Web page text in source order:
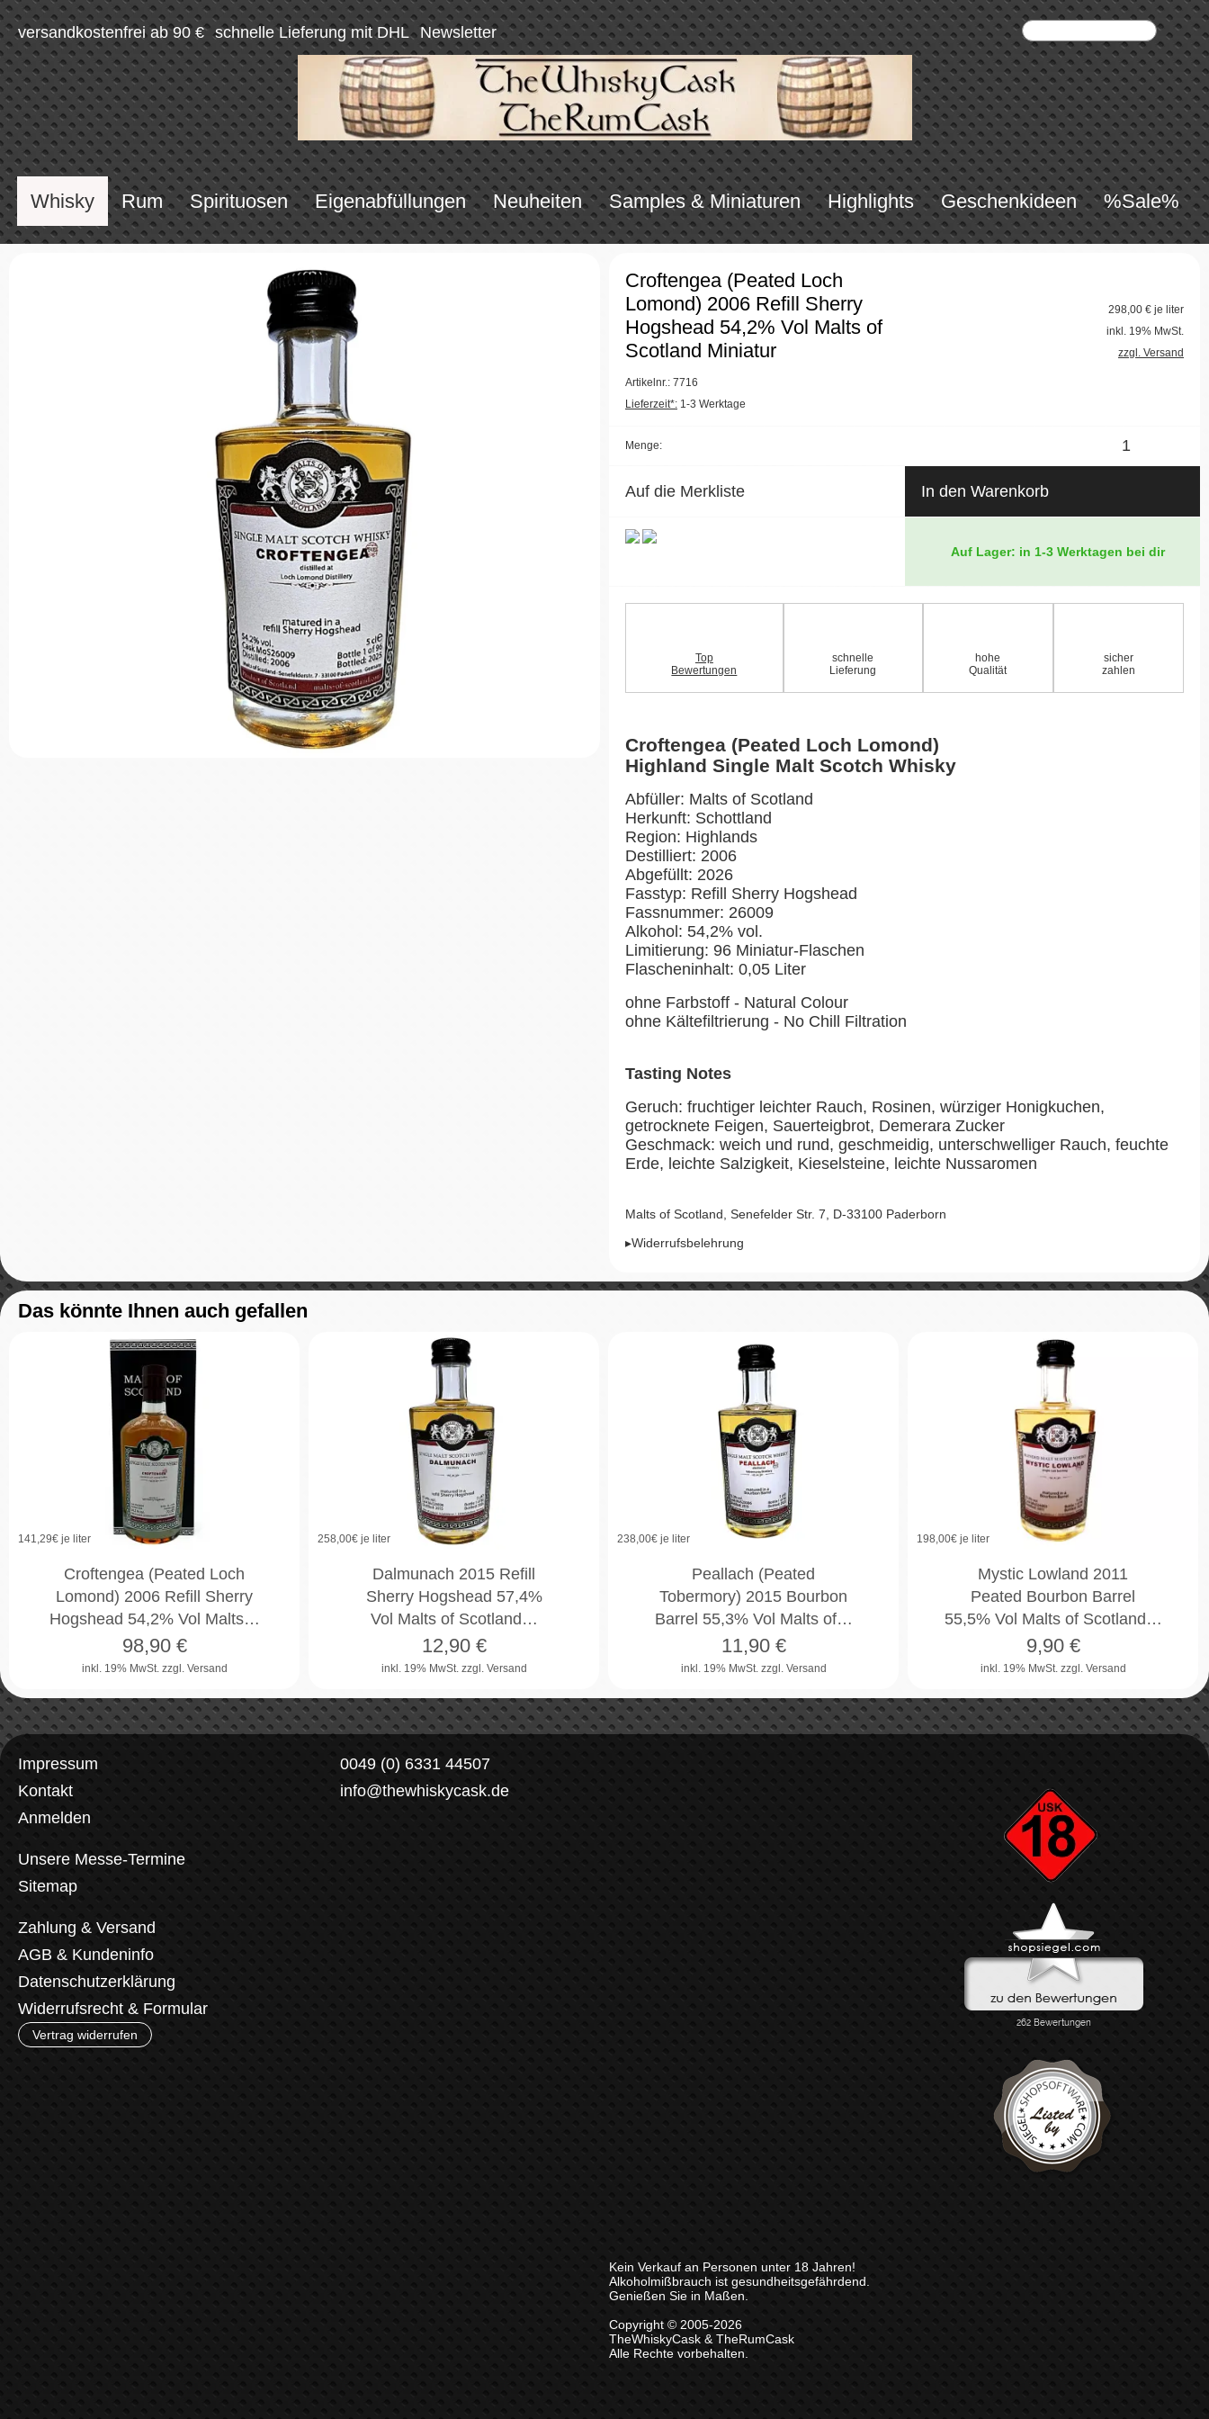
versandkostenfrei ab 90 € schnelle Lieferung mit DHL Newsletter
Whisky Rum Spirituosen Eigenabfüllungen Neuheiten Samples & Miniaturen Highlights Geschenkideen %Sale%
Croftengea (Peated Loch
Lomond) 2006 Refill Sherry
Hogshead 54,2% Vol Malts of
Scotland Miniatur
Artikelnr.: 7716
Lieferzeit*: 1-3 Werktage
298,00 € je liter
inkl. 19% MwSt.
zzgl. Versand
Menge:
Auf die Merkliste In den Warenkorb
Auf Lager: in 1-3 Werktagen bei dir
Top
Bewertungen
schnelle
Lieferung
hohe
Qualität
sicher
zahlen
Croftengea (Peated Loch Lomond)
Highland Single Malt Scotch Whisky
Abfüller: Malts of Scotland
Herkunft: Schottland
Region: Highlands
Destilliert: 2006
Abgefüllt: 2026
Fasstyp: Refill Sherry Hogshead
Fassnummer: 26009
Alkohol: 54,2% vol.
Limitierung: 96 Miniatur-Flaschen
Flascheninhalt: 0,05 Liter
ohne Farbstoff - Natural Colour
ohne Kältefiltrierung - No Chill Filtration
Tasting Notes
Geruch: fruchtiger leichter Rauch, Rosinen, würziger Honigkuchen,
getrocknete Feigen, Sauerteigbrot, Demerara Zucker
Geschmack: weich und rund, geschmeidig, unterschwelliger Rauch, feuchte
Erde, leichte Salzigkeit, Kieselsteine, leichte Nussaromen
Malts of Scotland, Senefelder Str. 7, D-33100 Paderborn
▸Widerrufsbelehrung
Das könnte Ihnen auch gefallen
141,29€ je liter
Croftengea (Peated Loch
Lomond) 2006 Refill Sherry
Hogshead 54,2% Vol Malts…
inkl. 19% MwSt. zzgl. Versand
98,90€
258,00€ je liter
Dalmunach 2015 Refill
Sherry Hogshead 57,4%
Vol Malts of Scotland…
inkl. 19% MwSt. zzgl. Versand
12,90€
238,00€ je liter
Peallach (Peated
Tobermory) 2015 Bourbon
Barrel 55,3% Vol Malts of…
inkl. 19% MwSt. zzgl. Versand
11,90€
198,00€ je liter
Mystic Lowland 2011
Peated Bourbon Barrel
55,5% Vol Malts of Scotland…
inkl. 19% MwSt. zzgl. Versand
9,90€
Impressum
Kontakt
Anmelden
Unsere Messe-Termine
Sitemap
Zahlung & Versand
AGB & Kundeninfo
Datenschutzerklärung
Widerrufsrecht & Formular
Vertrag widerrufen
0049 (0) 6331 44507
info@thewhiskycask.de
Kein Verkauf an Personen unter 18 Jahren!
Alkoholmißbrauch ist gesundheitsgefährdend.
Genießen Sie in Maßen.
Copyright © 2005-2026
TheWhiskyCask & TheRumCask
Alle Rechte vorbehalten.